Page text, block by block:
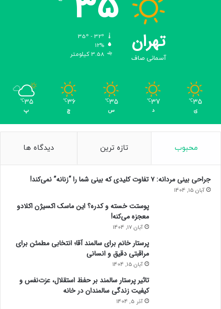
تهران
آسمانی صاف
12%
3.58 کیلومتر
35
℃
ی
37
℃
د
35
℃
س
36
℃
چ
35
℃
پ
محبوب تازه ترین دیدگاه ها
جراحی بینی مردانه: ۷ تفاوت کلیدی که بینی شما را “زنانه” نمی‌کند!
آبان 15, 1404
پوستت خسته و کدره؟ این ماسک اکسیژن اکلادو
معجزه می‌کنه!
آبان 17, 1404
پرستار خانم برای سالمند آقا؛ انتخابی مطمئن برای
مراقبتی دقیق و انسانی
آبان 15, 1404
تاثیر پرستار سالمند بر حفظ استقلال، عزت‌نفس و
کیفیت زندگی سالمندان در خانه
آذر 5, 1404